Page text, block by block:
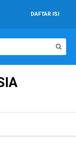
DAFTAR ISI